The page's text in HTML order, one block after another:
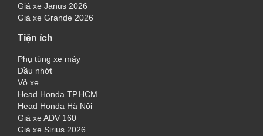
Giá xe Janus 2026
Giá xe Grande 2026
Tiện ích
Phụ tùng xe máy
Dầu nhớt
Vỏ xe
Head Honda TP.HCM
Head Honda Hà Nội
Giá xe ADV 160
Giá xe Sirius 2026